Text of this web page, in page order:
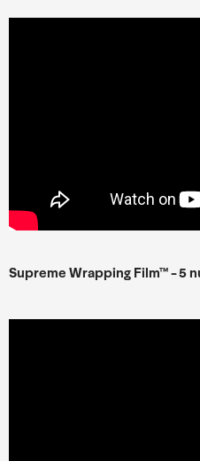
Supreme Wrapping Film™ - 5